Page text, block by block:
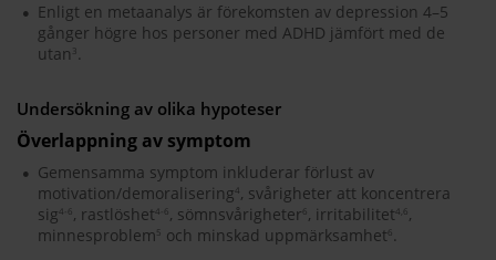
Enligt en metaanalys är förekomsten av depression 4–5
gånger högre hos personer med ADHD jämfört med de
utan 3.
Undersökning av olika hypoteser
Överlappning av symptom
Gemensamma symptom inkluderar förlust av
motivation/demoralisering 4, svårigheter att koncentrera
sig 4-6, rastlöshet 4-6, sömnsvårigheter 6, irritabilitet 4,6,
minnesproblem5 och minskad uppmärksamhet 6.